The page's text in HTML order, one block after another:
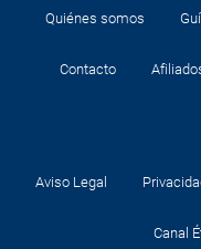
Quiénes somos
Contacto
Aviso Legal
Canal